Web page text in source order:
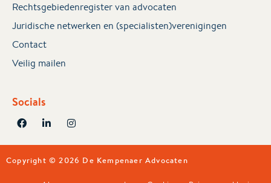
Rechtsgebiedenregister van advocaten
Juridische netwerken en (specialisten)verenigingen
Contact
Veilig mailen
Socials
Copyright © 2026 De Kempenaer Advocaten